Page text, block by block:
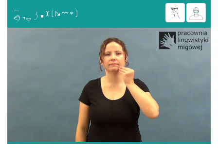
